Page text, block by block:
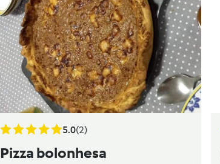
5.0(2)
Pizza bolonhesa